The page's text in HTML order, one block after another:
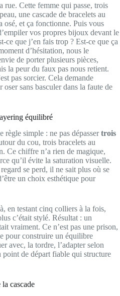
rue. Cette femme qui passe, trois
une cascade de bracelets au
osé, et ça fonctionne. Puis vous
vos propres bijoux devant le
ce que j’en fais trop ? Est-ce que ça
d’hésitation, nous le
de porter plusieurs pièces,
la peur du faux pas nous retient.
pas sorcier. Cela demande
sans basculer dans la faute de
équilibré
règle simple : ne pas dépassertrois
du cou, trois bracelets au
Ce chiffre n’a rien de magique,
qu’il évite la saturation visuelle.
se perd, il ne sait plus où se
un choix esthétique pour
en testant cinq colliers à la fois,
c’était stylé. Résultat : un
vraiment. Ce n’est pas une prison,
pour construire un équilibre
avec, la tordre, l’adapter selon
de départ fiable qui structure
cascade